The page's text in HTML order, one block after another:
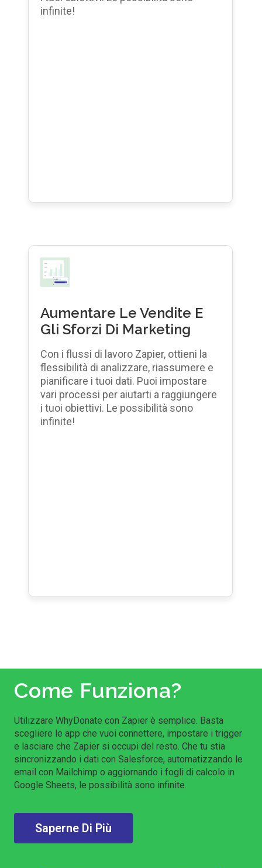
infinite!
Aumentare Le Vendite E
Gli Sforzi Di Marketing
Con i flussi di lavoro Zapier, ottieni la
flessibilità di analizzare, riassumere e
pianificare i tuoi dati. Puoi impostare
vari processi per aiutarti a raggiungere
i tuoi obiettivi. Le possibilità sono
infinite!
Come Funziona?
Utilizzare WhyDonate con Zapier è semplice. Basta
scegliere le app che vuoi connettere, impostare i trigger
e lasciare che Zapier si occupi del resto. Che tu stia
sincronizzando i dati con Salesforce, automatizzando le
email con Mailchimp o aggiornando i fogli di calcolo in
Google Sheets, le possibilità sono infinite.
Saperne Di Più